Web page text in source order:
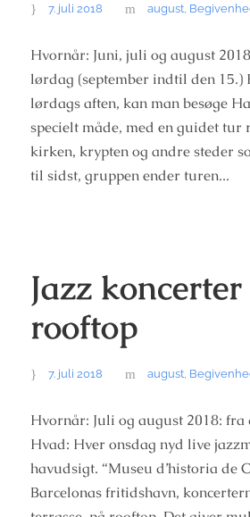
7. juli 2018 august,
Hvornår: Juni, juli og august
lørdag (september indtil den
lørdags aften, kan man besøge
specielt måde, med en guidet
kirken, krypten og andre steder
til sidst, gruppen ender turen...
Jazz
rooftop
7. juli 2018 august,
Hvornår: Juli og august 2018:
Hvad: Hver onsdag nyd live
havudsigt. “Museu d’historia de
Barcelonas fritidshavn,